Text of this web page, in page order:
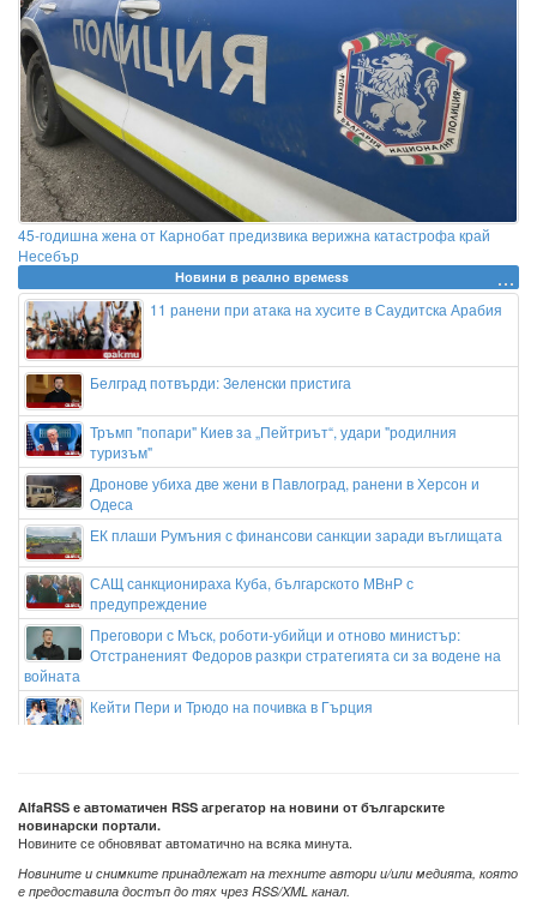
45-годишна жена от Карнобат предизвика верижна катастрофа край
Несебър
Новини в реално времеss
11 ранени при атака на хусите в Саудитска Арабия
Белград потвърди: Зеленски пристига
Тръмп "попари" Киев за „Пейтриът“, удари "родилния
туризъм"
Дронове убиха две жени в Павлоград, ранени в Херсон и
Одеса
ЕК плаши Румъния с финансови санкции заради въглищата
САЩ санкционираха Куба, българското МВнР с
предупреждение
Преговори с Мъск, роботи-убийци и отново министър:
Отстраненият Федоров разкри стратегията си за водене на
войната
Кейти Пери и Трюдо на почивка в Гърция
Зендая и Том Холанд организираха втора сватбена
церемония в Англия
AlfaRSS е автоматичен RSS агрегатор на новини от българските
новинарски портали.
Новините се обновяват автоматично на всяка минута.
Новините и снимките принадлежат на техните автори и/или медията, която
е предоставила достъп до тях чрез RSS/XML канал.